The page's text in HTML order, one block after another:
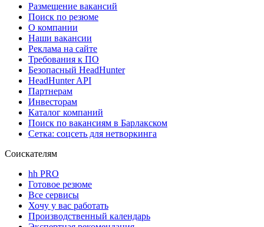
Размещение вакансий
Поиск по резюме
О компании
Наши вакансии
Реклама на сайте
Требования к ПО
Безопасный HeadHunter
HeadHunter API
Партнерам
Инвесторам
Каталог компаний
Поиск по вакансиям в Барлакском
Сетка: соцсеть для нетворкинга
Соискателям
hh PRO
Готовое резюме
Все сервисы
Хочу у вас работать
Производственный календарь